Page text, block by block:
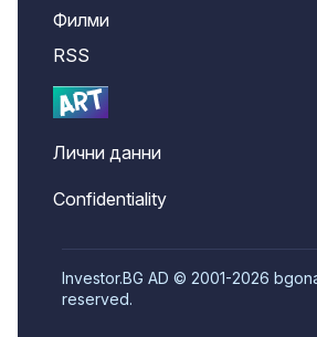
Филми
RSS
Лични данни
Confidentiality
Investor.BG AD © 2001-2026
reserved.